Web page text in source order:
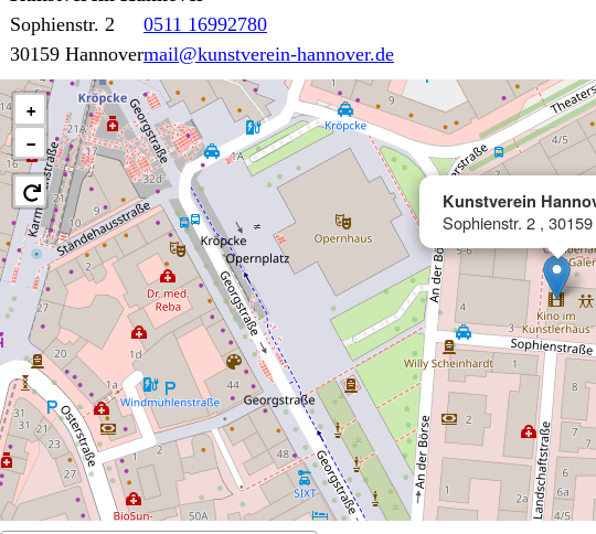
Sophienstr. 2
30159 Hannover
0511 16992780
mail@kunstverein-hannover.de
Kunstverein
Sophienstr. 2 ,
+
−